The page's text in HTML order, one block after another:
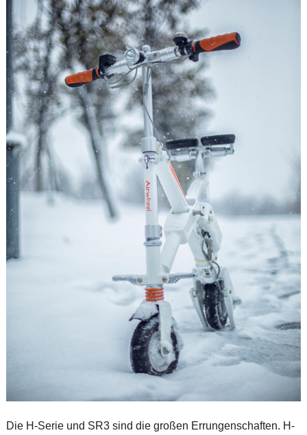
Die H-Serie und SR3 sind die großen Errungenschaften. H-